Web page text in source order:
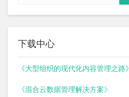
下载中心
《大型组织的现代化内容管理之路》
《混合云数据管理解决方案》